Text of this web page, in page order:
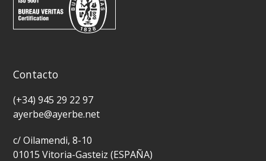
Contacto
(+34) 945 29 22 97
ayerbe@ayerbe.net
c/ Oilamendi, 8-10
01015 Vitoria-Gasteiz (ESPAÑA)